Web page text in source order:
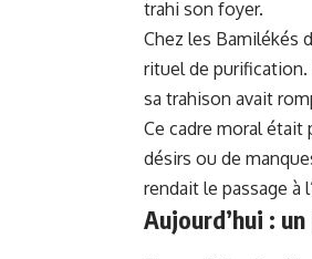
trahi son foyer.
Chez les Bamilékés
rituel de purification.
sa trahison avait
Ce cadre moral était
désirs ou de
rendait le passage à
Aujourd’hui :